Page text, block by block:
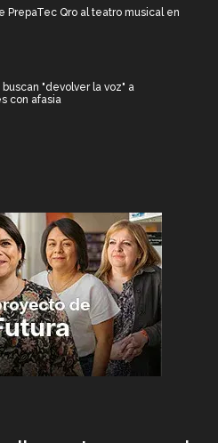
PrepaTec Qro al teatro musical en
"devolver la voz" a
con afasia